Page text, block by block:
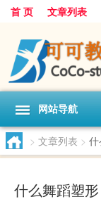
首 页 文章列表
网站导航
> 文章列表 >
什么舞蹈塑形